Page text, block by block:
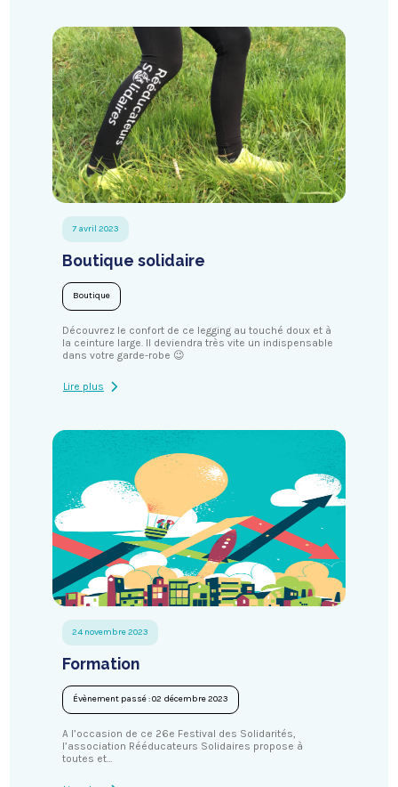
7 avril 2023
Boutique solidaire
Boutique
Découvrez le confort de ce legging au touché doux et à
la ceinture large. Il deviendra très vite un indispensable
dans votre garde-robe 😉
Lire plus
24 novembre 2023
Formation
Évènement passé : 02 décembre 2023
A l’occasion de ce 26e Festival des Solidarités,
l’association Rééducateurs Solidaires propose à
toutes et…